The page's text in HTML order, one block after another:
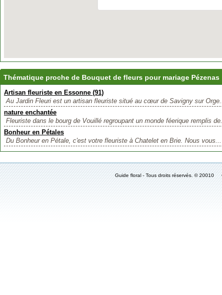
Thématique proche de Bouquet de fleurs pour mariage Pézenas
Artisan fleuriste en Essonne (91)
Au Jardin Fleuri est un artisan fleuriste situé au cœur de Savigny sur
nature enchantée
Fleuriste dans le bourg de Vouillé regroupant un monde féerique remplis
Bonheur en Pétales
Du Bonheur en Pétale, c'est votre fleuriste à Chatelet en Brie. Nous vous...
Guide floral - Tous droits réservés. ©